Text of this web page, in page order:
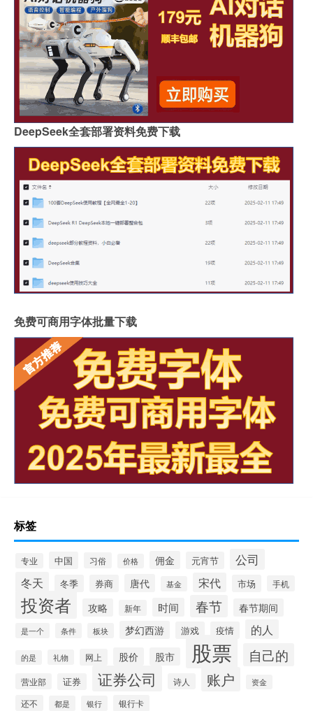
DeepSeek全套部署资料免费下载
免费可商用字体批量下载
标签
专业 中国 习俗 价格 佣金 元宵节
公司
冬天
冬季 券商 唐代 基金 宋代 市场 手机
投资者 攻略 新年 时间 春节 春节期间
是一个 条件 板块 梦幻西游 游戏 疫情 的人
的是 礼物 网上 股价 股市 股票 自己的
营业部 证券 证券公司 诗人 账户 资金
还不 都是 银行 银行卡